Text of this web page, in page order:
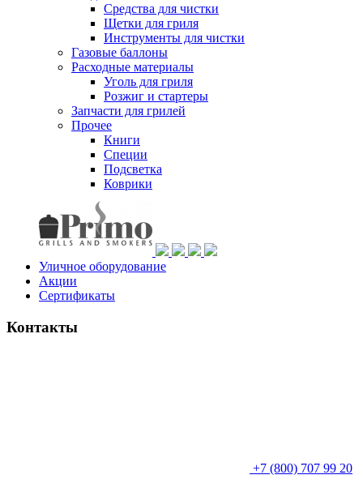
Средства для чистки
Щетки для гриля
Инструменты для чистки
Газовые баллоны
Расходные материалы
Уголь для гриля
Розжиг и стартеры
Запчасти для грилей
Прочее
Книги
Специи
Подсветка
Коврики
Уличное оборудование
Акции
Сертификаты
Контакты
+7 (800) 707 99 20